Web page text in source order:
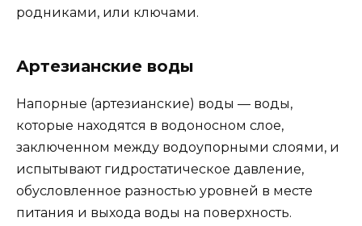
родниками, или ключами.
Артезианские воды
Напорные (артезианские) воды — воды,
которые находятся в водоносном слое,
заключенном между водоупорными слоями, и
испытывают гидростатическое давление,
обусловленное разностью уровней в месте
питания и выхода воды на поверхность.